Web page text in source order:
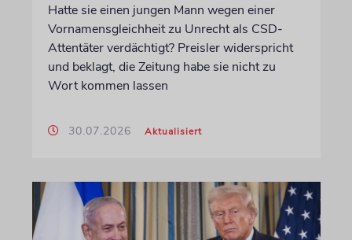
Hatte sie einen jungen Mann wegen einer
Vornamensgleichheit zu Unrecht als CSD-
Attentäter verdächtigt? Preisler widerspricht
und beklagt, die Zeitung habe sie nicht zu
Wort kommen lassen
30.07.2026 Aktualisiert